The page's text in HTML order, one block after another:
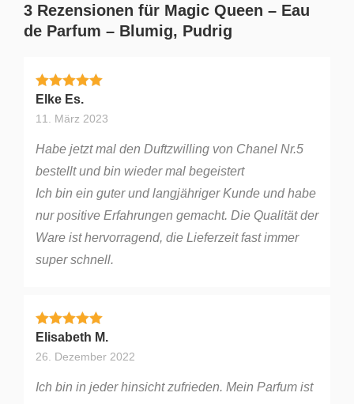
3 Rezensionen für Magic Queen – Eau
de Parfum – Blumig, Pudrig
Bewertet mit
Elke Es.
11. März 2023
Habe jetzt mal den Duftzwilling von Chanel Nr.5
bestellt und bin wieder mal begeistert
Ich bin ein guter und langjähriger Kunde und habe
nur positive Erfahrungen gemacht. Die Qualität der
Ware ist hervorragend, die Lieferzeit fast immer
super schnell.
Bewertet mit5
Elisabeth M.
26. Dezember 2022
Ich bin in jeder hinsicht zufrieden. Mein Parfum ist